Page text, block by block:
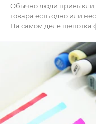
Обычно люди привыкли,
товара есть одно или
На самом деле щепотка